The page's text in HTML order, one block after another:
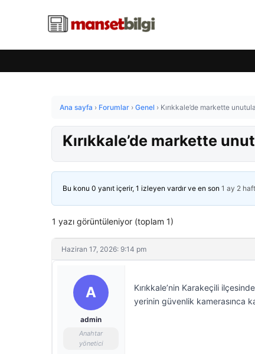
Ana sayfa › Forumlar › Genel › Kırıkkale’de markette
Kırıkkale’de markette
Bu konu 0 yanıt içerir, 1 izleyen vardır ve en son 1 ay 2
1 yazı görüntüleniyor (toplam 1)
Haziran 17, 2026: 9:14 pm
A
admin
Anahtar
yönetici
Kırıkkale’nin Karakeçili
yerinin güvenlik kamerasınca